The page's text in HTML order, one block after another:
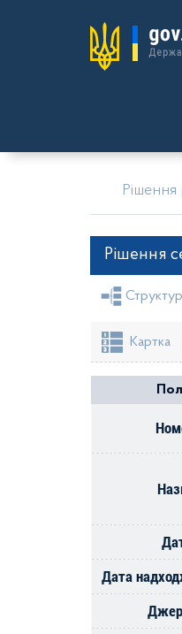
Рішення
Рішення
Рішення
Картка
Дата